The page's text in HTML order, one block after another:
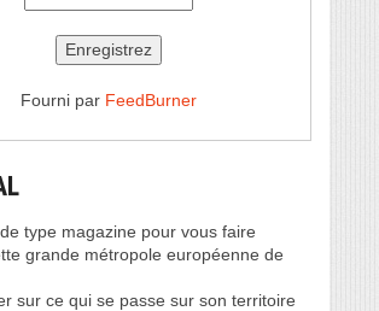
Fourni par FeedBurner
type magazine pour vous faire
grande métropole européenne de
sur ce qui se passe sur son territoire